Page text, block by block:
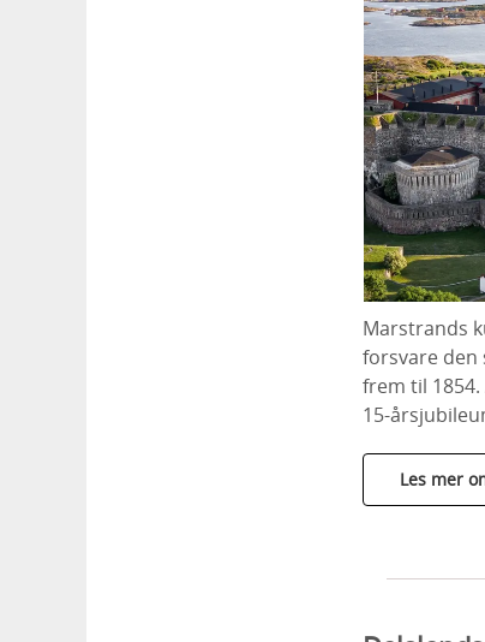
Marstrands
forsvare den
frem til
15-
Les mer